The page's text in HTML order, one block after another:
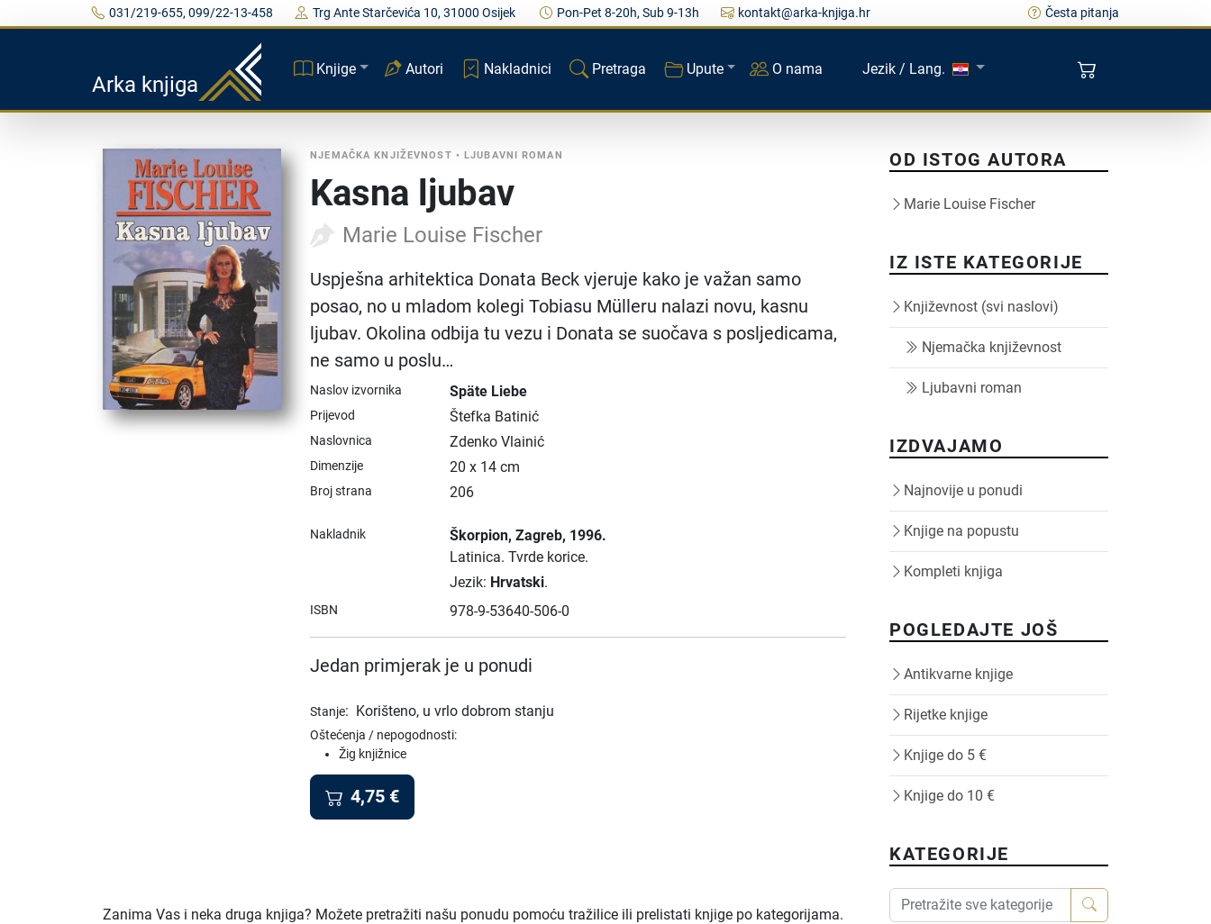
031/219-655, 099/22-13-458 Trg Ante Starčevića 10, 31000 Osijek Pon-Pet 8-20h, Sub 9-13h kontakt@arka-knjiga.hr Česta pitanja
Arka knjiga
Knjige Autori Nakladnici Pretraga Upute O nama Jezik / Lang.
NJEMAČKA KNJIŽEVNOST •LJUBAVNI ROMAN
Kasna ljubav
Marie Louise Fischer
Uspješna arhitektica Donata Beck vjeruje kako je važan samo
posao, no u mladom kolegi Tobiasu Mülleru nalazi novu, kasnu
ljubav. Okolina odbija tu vezu i Donata se suočava s posljedicama,
ne samo u poslu…
Naslov izvornika Späte Liebe
Prijevod Štefka Batinić
Naslovnica Zdenko Vlainić
Dimenzije 20 x 14 cm
Broj strana 206
Nakladnik Škorpion, Zagreb, 1996.
Latinica. Tvrde korice.
Jezik: Hrvatski.
ISBN 978-9-53640-506-0
Jedan primjerak je u ponudi
Stanje: Korišteno, u vrlo dobrom stanju
Oštećenja / nepogodnosti:
Žig knjižnice
4,75 €
Zanima Vas i neka druga knjiga? Možete pretražiti našu ponudu pomoću tražilice ili prelistati knjige po kategorijama.
OD ISTOG AUTORA
Marie Louise Fischer
IZ ISTE KATEGORIJE
Književnost (svi naslovi)
Njemačka književnost
Ljubavni roman
IZDVAJAMO
Najnovije u ponudi
Knjige na popustu
Kompleti knjiga
POGLEDAJTE JOŠ
Antikvarne knjige
Rijetke knjige
Knjige do 5 €
Knjige do 10 €
KATEGORIJE